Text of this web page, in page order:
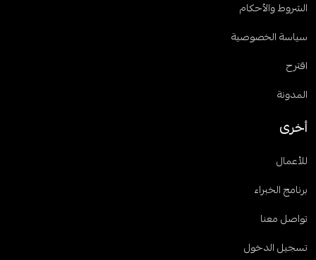
الشروط والأحكام
سياسة الخصوصية
اقترح
المدونة
أخرى
للأعمال
برنامج الخبراء
تواصل معنا
تسجيل الدخول